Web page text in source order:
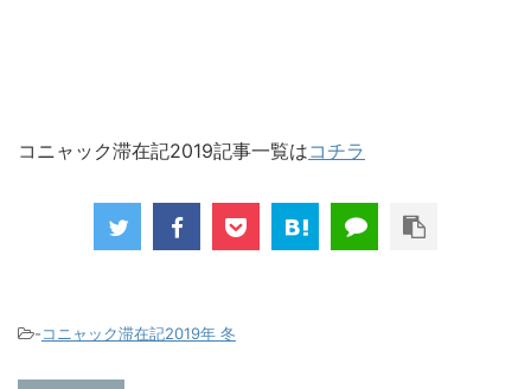
コニャック滞在記2019記事一覧はコチラ
-コニャック滞在記2019年 冬